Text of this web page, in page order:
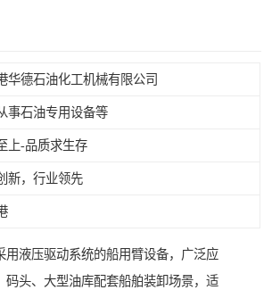
华德石油化工机械有限公司
事石油专用设备等
上-品质求生存
新，行业领先
用液压驱动系统的船用臂设备，广泛应
码头、大型油库配套船舶装卸场景，适